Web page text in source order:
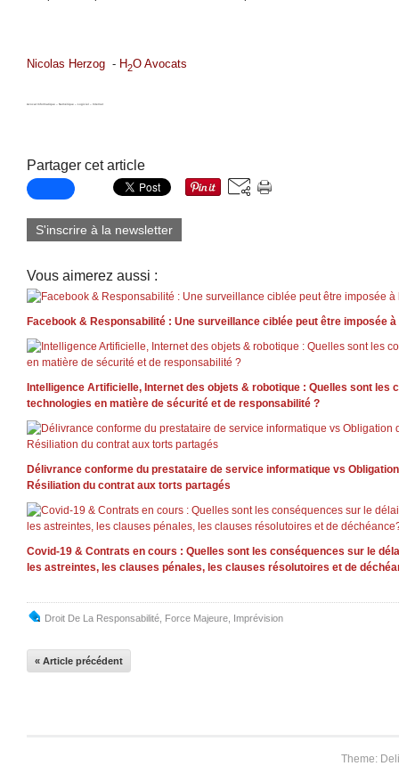
Nicolas Herzog - H2O Avocats
Avocat Informatique – Numérique – Logiciel – Internet
Partager cet article
S'inscrire à la newsletter
Vous aimerez aussi :
Facebook & Responsabilité : Une surveillance ciblée peut être imposée à
Intelligence Artificielle, Internet des objets & robotique : Quelles sont les
technologies en matière de sécurité et de responsabilité ?
Délivrance conforme du prestataire de service informatique vs
Résiliation du contrat aux torts partagés
Covid-19 & Contrats en cours : Quelles sont les conséquences sur le
les astreintes, les clauses pénales, les clauses résolutoires et de
Droit De La Responsabilité Force Majeure Imprévision
« Article précédent
Theme: